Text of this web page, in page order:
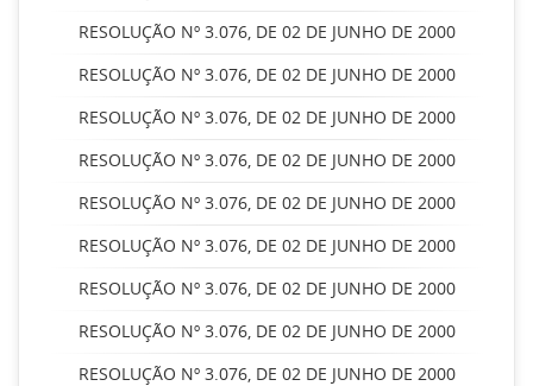
RESOLUÇÃO Nº 3.076, DE 02 DE JUNHO DE 2000
RESOLUÇÃO Nº 3.076, DE 02 DE JUNHO DE 2000
RESOLUÇÃO Nº 3.076, DE 02 DE JUNHO DE 2000
RESOLUÇÃO Nº 3.076, DE 02 DE JUNHO DE 2000
RESOLUÇÃO Nº 3.076, DE 02 DE JUNHO DE 2000
RESOLUÇÃO Nº 3.076, DE 02 DE JUNHO DE 2000
RESOLUÇÃO Nº 3.076, DE 02 DE JUNHO DE 2000
RESOLUÇÃO Nº 3.076, DE 02 DE JUNHO DE 2000
RESOLUÇÃO Nº 3.076, DE 02 DE JUNHO DE 2000